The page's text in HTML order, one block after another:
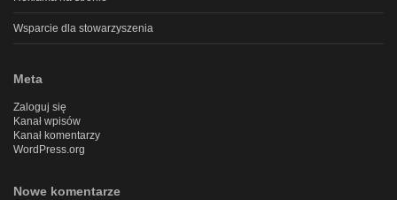
Wsparcie dla stowarzyszenia
Meta
Zaloguj się
Kanał wpisów
Kanał komentarzy
WordPress.org
Nowe komentarze